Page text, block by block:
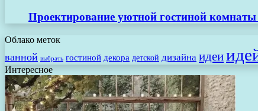
Проектирование уютной гостиной
Облако меток
ванной выбрать гостиной декора детской дизайна идеи
Интересное